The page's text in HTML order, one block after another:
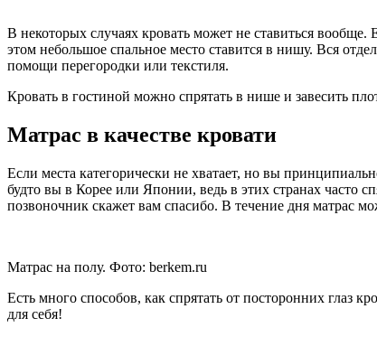
В некоторых случаях кровать может не ставиться
этом небольшое спальное место ставится в нишу. Вся
помощи перегородки или текстиля.
Кровать в гостиной можно спрятать в нише и завесить
Матрас в качестве кровати
Если места категорически не хватает, но вы
будто вы в Корее или Японии, ведь в этих странах часто
позвоночник скажет вам спасибо. В течение дня матрас
Матрас на полу. Фото: berkem.ru
Есть много способов, как спрятать от посторонних глаз
для себя!